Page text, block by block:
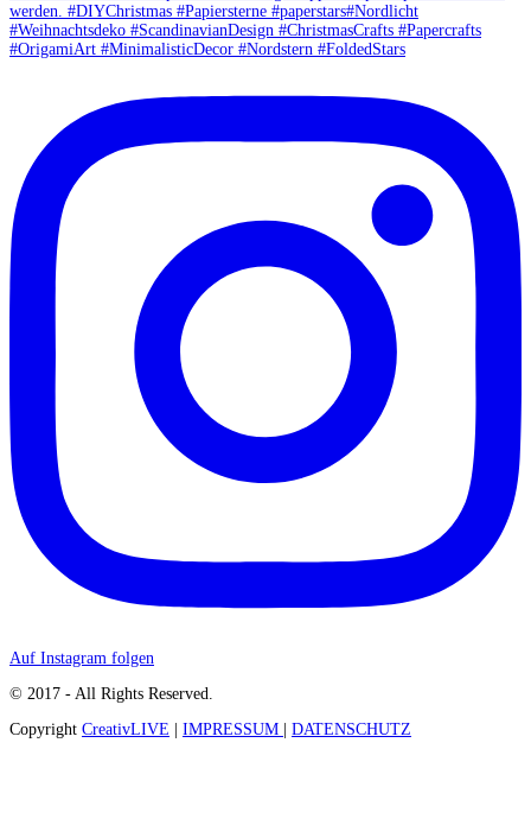
Auf Instagram folgen
© 2017 - All Rights Reserved.
Copyright CreativLIVE IMPRESSUM DATENSCHUTZ